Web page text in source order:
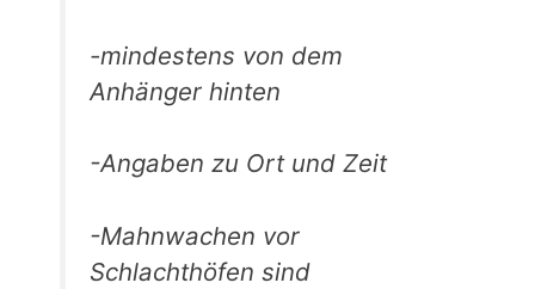
-mindestens von dem
Anhänger hinten
-Angaben zu Ort und Zeit
-Mahnwachen vor
Schlachthöfen sind